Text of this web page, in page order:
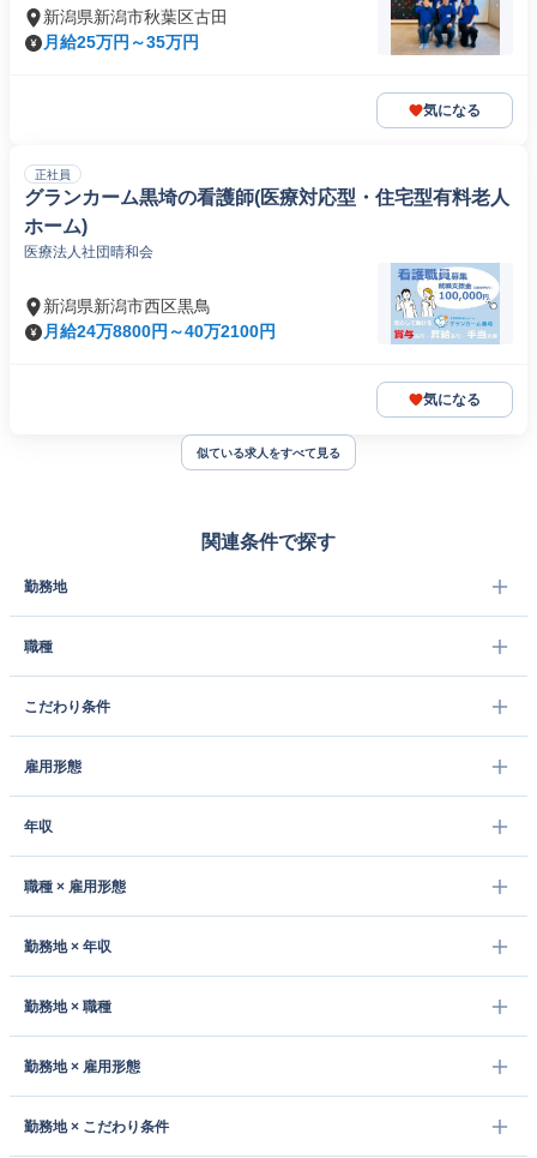
新潟県新潟市秋葉区古田
月給25万円～35万円
気になる
正社員
グランカーム黒埼の看護師(医療対応型・住宅型有料老人
ホーム)
医療法人社団晴和会
新潟県新潟市西区黒鳥
月給24万8800円～40万2100円
気になる
似ている求人をすべて見る
関連条件で探す
勤務地
職種
こだわり条件
雇用形態
年収
職種 × 雇用形態
勤務地 × 年収
勤務地 × 職種
勤務地 × 雇用形態
勤務地 × こだわり条件